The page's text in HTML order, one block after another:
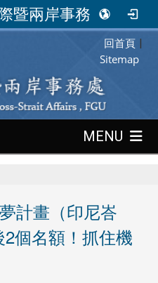
暨兩岸事務處
:::
回首頁 |
Sitemap
MENU
計畫（印尼峇
個名額！抓住機